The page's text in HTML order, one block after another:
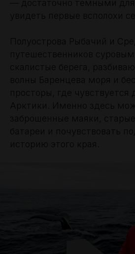
— достаточно темными для
увидеть первые всполохи
Полуострова Рыбачий и
путешественников
скалистые берега,
волны Баренцева моря и
просторы, где чувствуется
Арктики. Именно здесь
заброшенные маяки,
батареи и почувствовать
историю этого края.